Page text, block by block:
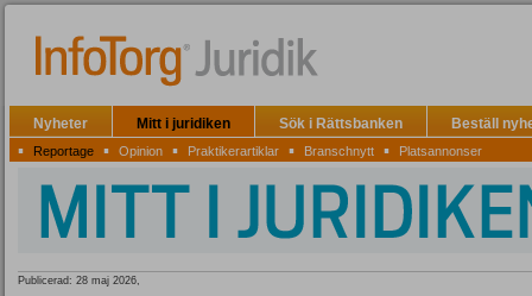
Nyheter Mitt i juridiken Sök i Rättsbanken Beställ
▪ Reportage ▪ Opinion ▪ Praktikerartiklar ▪ Branschnytt ▪ Platsannonser
Publicerad: 28 maj 2026,